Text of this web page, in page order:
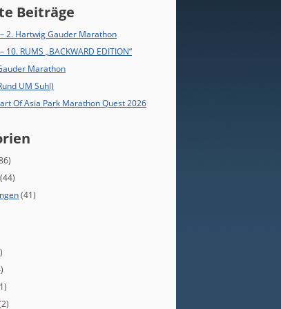
Beiträge
2. Hartwig Gauder Marathon
10. RUMS „BACKWARD EDITION“
Marathon
UM Suhl)
Of Asia Park Marathon Quest 2026
(44)
(41)